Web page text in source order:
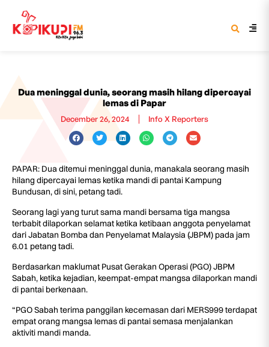
Dua meninggal dunia, seorang masih hilang dipercayai
lemas di Papar
December 26, 2024 Info X Reporters
PAPAR: Dua ditemui meninggal dunia, manakala seorang masih
hilang dipercayai lemas ketika mandi di pantai Kampung
Bundusan, di sini, petang tadi.
Seorang lagi yang turut sama mandi bersama tiga mangsa
terbabit dilaporkan selamat ketika ketibaan anggota penyelamat
dari Jabatan Bomba dan Penyelamat Malaysia (JBPM) pada jam
6.01 petang tadi.
Berdasarkan maklumat Pusat Gerakan Operasi (PGO) JBPM
Sabah, ketika kejadian, keempat-empat mangsa dilaporkan mandi
di pantai berkenaan.
“PGO Sabah terima panggilan kecemasan dari MERS999 terdapat
empat orang mangsa lemas di pantai semasa menjalankan
aktiviti mandi manda.